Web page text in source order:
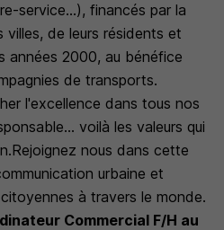
service...), financés par la
de leurs résidents et
années 2000, au bénéfice
de transports.
l'excellence dans tous nos
voilà les valeurs qui
nous dans cette
urbaine et
à travers le monde.
Commercial F/H au